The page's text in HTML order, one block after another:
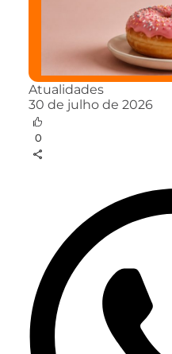
Atualidades
30 de julho de 2026
0